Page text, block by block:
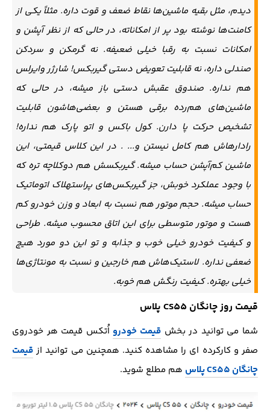
دیدم، مثل بقیه ماشین‌ها نقاط ضعف و قوت داره. مثلاً یکی از
کامنت‌ها نوشته بود پر از امکاناته، در حالی که از نظر آپشن و
امکانات نسبت به رقبا خیلی ضعیفه. نه گرمکن و سردکن
صندلی داره، نه قابلیت تعویض دستی گیربکس! شارژر وایرلس
هم نداره. صندوق عقبش دستی باز میشه، در حالی که
ماشین‌های هم‌رده برقی هستن و بعضی‌هاشون قابلیت
تشخیص حرکت پا دارن. کول باکس و اتو پارک هم نداره!
رادارهاش هم کامل نیستن و... . در این کلاس قیمتی، این
ماشین کم‌آپشن حساب میشه. گیربکسش هم دوکلاچه تره که
با وجود عملکرد خوبش، جز گیربکس‌های پراستهلاک اتوماتیک
حساب میشه. حجم موتور هم نسبت به ابعاد و وزن خودرو کم
هست و موتور متوسطی برای این اتاق محسوب میشه. طراحی
و کیفیت خودرو خیلی خوب و جذابه و تو این دو مورد هیچ
ضعفی نداره. لاستیک‌هاش هم خارجین و نسبت به مونتاژی‌ها
خیلی بهتره. کیفیت رنگش هم خوبه.
قیمت روز چانگان CS55 پلاس
شما می توانید در بخش قیمت خودرو اُتکس قیمت هر خودروی
صفر و کارکرده ای را مشاهده کنید. همچنین می توانید ازقیمت
چانگان CS55 پلاس
هم مطلع شوید.